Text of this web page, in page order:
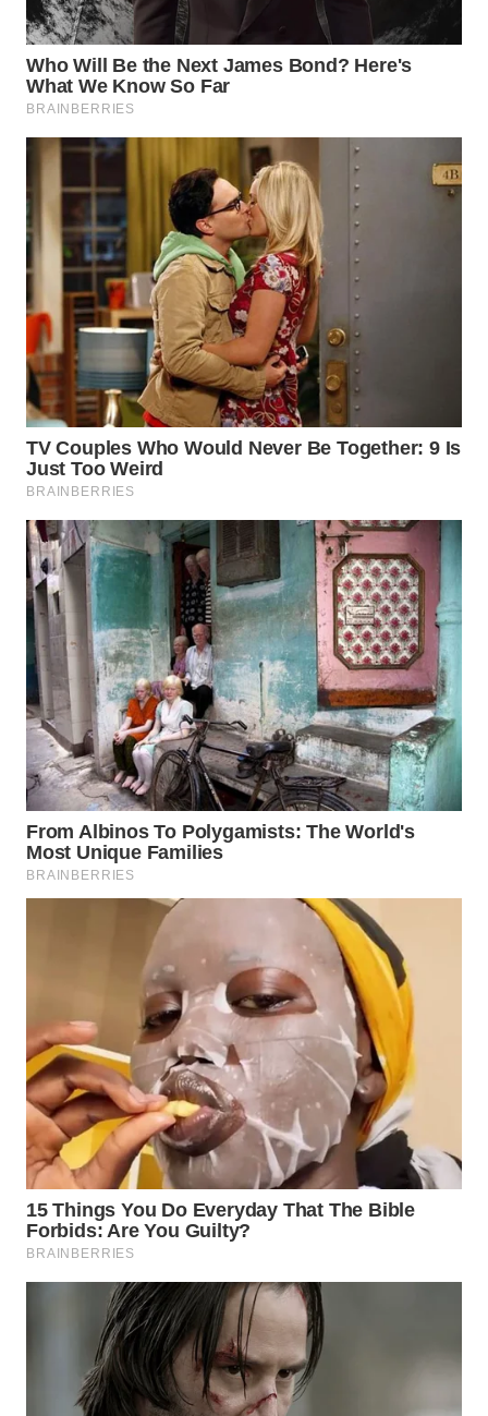
INDRAMAYU
WN
KUNINGAN
WN
WN
SUBANG
WN
SUKABUMI
WN
PURWAKARTA
WN
PRIANGAN
WN
SEMARANG
WN
SOLO
WN
BOROBUDUR
WN
MADURA
WN
WN
BINTAN
WN
MANDALIKA
WN
LIKUPANG
LABUANBAJO
WN
BORNEO